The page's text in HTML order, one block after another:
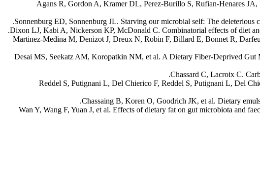
Agans R, Gordon A, Kramer DL, Perez-Burillo S, Rufian-Henares
Sonnenburg ED, Sonnenburg JL. Starving our microbial self: The deleterious
Dixon LJ, Kabi A, Nickerson KP, McDonald C. Combinatorial effects of diet
Martinez-Medina M, Denizot J, Dreux N, Robin F, Billard E, Bonnet R,
Desai MS, Seekatz AM, Koropatkin NM, et al. A Dietary Fiber-Deprived Gut
Chassard C, Lacroix C.
Reddel S, Putignani L, Del Chierico F, Reddel S, Putignani L, Del
Chassaing B, Koren O, Goodrich JK, et al. Dietary
Wan Y, Wang F, Yuan J, et al. Effects of dietary fat on gut microbiota and